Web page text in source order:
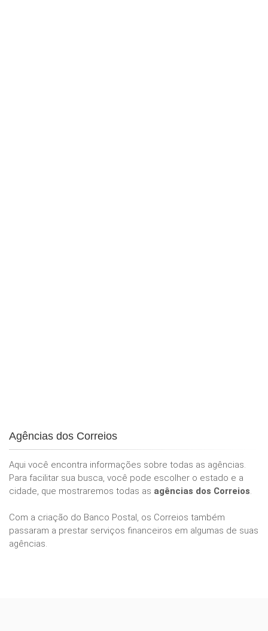
Agências dos Correios
Aqui você encontra informações sobre todas as agências.
Para facilitar sua busca, você pode escolher o estado e a
cidade, que mostraremos todas as agências dos Correios.
Com a criação do Banco Postal, os Correios também
passaram a prestar serviços financeiros em algumas de suas
agências.